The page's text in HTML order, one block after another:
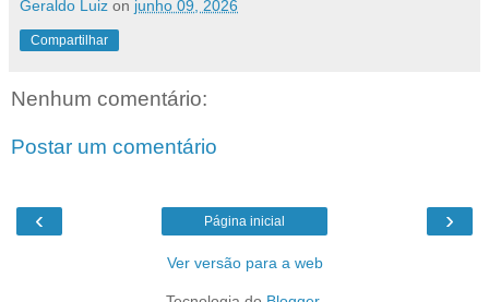
Geraldo Luiz on junho 09, 2026
Compartilhar
Nenhum comentário:
Postar um comentário
‹ ›
Página inicial
Ver versão para a web